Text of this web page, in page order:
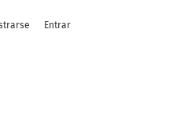
de Humanismo
Entrar